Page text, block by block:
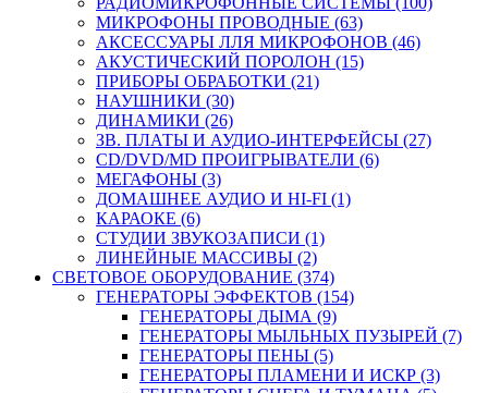
МИКРОФОНЫ ПРОВОДНЫЕ (63)
АКСЕССУАРЫ ЛЛЯ МИКРОФОНОВ (46)
АКУСТИЧЕСКИЙ ПОРОЛОН (15)
ПРИБОРЫ ОБРАБОТКИ (21)
НАУШНИКИ (30)
ДИНАМИКИ (26)
ЗВ. ПЛАТЫ И АУДИО-ИНТЕРФЕЙСЫ (27)
CD/DVD/MD ПРОИГРЫВАТЕЛИ (6)
МЕГАФОНЫ (3)
ДОМАШНЕЕ АУДИО И HI-FI (1)
КАРАОКЕ (6)
СТУДИИ ЗВУКОЗАПИСИ (1)
ЛИНЕЙНЫЕ МАССИВЫ (2)
СВЕТОВОЕ ОБОРУДОВАНИЕ (374)
ГЕНЕРАТОРЫ ЭФФЕКТОВ (154)
ГЕНЕРАТОРЫ ДЫМА (9)
ГЕНЕРАТОРЫ МЫЛЬНЫХ ПУЗЫРЕЙ (7)
ГЕНЕРАТОРЫ ПЕНЫ (5)
ГЕНЕРАТОРЫ ПЛАМЕНИ И ИСКР (3)